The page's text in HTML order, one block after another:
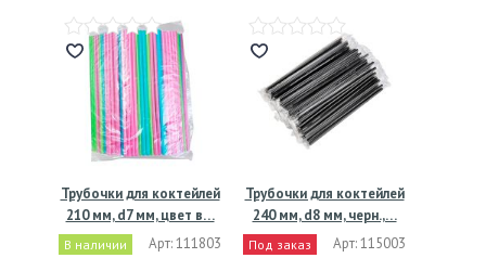
Трубочки для коктейлей
210 мм, d7 мм, цвет в…
В наличии Арт: 111803
Трубочки для коктейлей
240 мм, d8 мм, черн.,…
Под заказ Арт: 115003